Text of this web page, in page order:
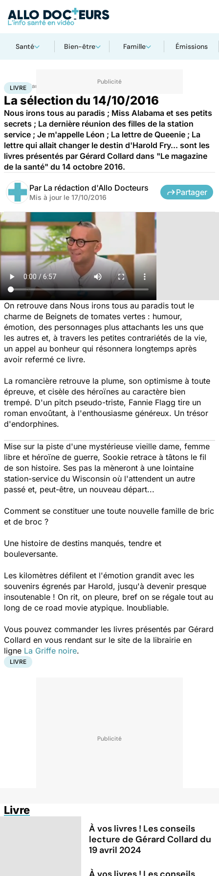
Santé Bien-être Famille Émissions
Accueil Santé
LIVRE
La sélection du 14/10/2016
Nous irons tous au paradis ; Miss Alabama et ses petits
secrets ; La dernière réunion des filles de la station
service ; Je m'appelle Léon ; La lettre de Queenie ; La
lettre qui allait changer le destin d'Harold Fry... sont les
livres présentés par Gérard Collard dans "Le magazine
de la santé" du 14 octobre 2016.
Par La rédaction d'Allo Docteurs
Mis à jour le 17/10/2016
Partager
On retrouve dans Nous irons tous au paradis tout le
charme de Beignets de tomates vertes : humour,
émotion, des personnages plus attachants les uns que
les autres et, à travers les petites contrariétés de la vie,
un appel au bonheur qui résonnera longtemps après
avoir refermé ce livre.
La romancière retrouve la plume, son optimisme à toute
épreuve, et cisèle des héroïnes au caractère bien
trempé. D'un pitch pseudo-triste, Fannie Flagg tire un
roman envoûtant, à l'enthousiasme généreux. Un trésor
d'endorphines.
Mise sur la piste d'une mystérieuse vieille dame, femme
libre et héroïne de guerre, Sookie retrace à tâtons le fil
de son histoire. Ses pas la mèneront à une lointaine
station-service du Wisconsin où l'attendent un autre
passé et, peut-être, un nouveau départ...
Comment se constituer une toute nouvelle famille de bric
et de broc ?
Une histoire de destins manqués, tendre et
bouleversante.
Les kilomètres défilent et l'émotion grandit avec les
souvenirs égrenés par Harold, jusqu'à devenir presque
insoutenable ! On rit, on pleure, bref on se régale tout au
long de ce road movie atypique. Inoubliable.
Vous pouvez commander les livres présentés par Gérard
Collard en vous rendant sur le site de la librairie en
ligne La Griffe noire.
LIVRE
Livre
À vos livres ! Les conseils
lecture de Gérard Collard du
19 avril 2024